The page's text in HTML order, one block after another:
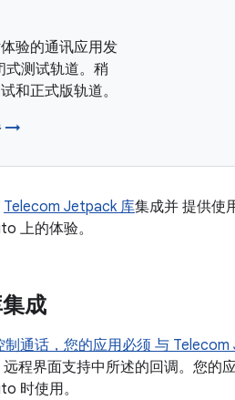
验的通讯应用发
式测试轨道。稍
和正式版轨道。
→
Telecom Jetpack 库集成并 提供使
上的体验。
成
通话，您的应用必须 与
程界面支持中所述的回调。您的
时使用。